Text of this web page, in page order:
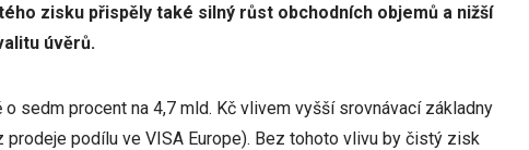
zisku přispěly také silný růst obchodních objemů a nižší
úvěrů.
sedm procent na 4,7 mld. Kč vlivem vyšší srovnávací základny
podílu ve VISA Europe). Bez tohoto vlivu by čistý zisk